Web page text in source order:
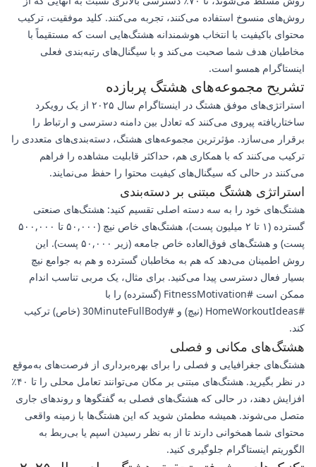
روش‌های منسوخ استفاده می‌کنند، تجربه می‌کنند. کلید موفقیت، ترکیب
محتوای باکیفیت با انتخاب هوشمندانه هشتگ‌هایی است که مستقیماً با
مخاطبان هدف شما صحبت می‌کند و با سیگنال‌های رتبه‌بندی فعلی
اینستاگرام همسو است.
تشریح مجموعه‌های هشتگ پربازده
استراتژی‌های موفق هشتگ در اینستاگرام سال ۲۰۲۵ از یک رویکرد
ساختاریافته پیروی می‌کنند که تعادل بین دامنه دسترسی و ارتباط را
برقرار می‌سازد. مؤثرترین مجموعه‌های هشتگ، دسته‌بندی‌های متعددی را
ترکیب می‌کنند که با همکاری هم، حداکثر قابلیت مشاهده را فراهم
می‌کنند در حالی که سیگنال‌های کیفیت محتوا را حفظ می‌نمایند.
استراتژی هشتگ مبتنی بر دسته‌بندی
هشتگ‌های خود را به سه دسته اصلی تقسیم کنید: هشتگ‌های صنعتی
گسترده (۱ تا ۲ میلیون پست)، هشتگ‌های خاص نیچ (۵۰,۰۰۰ تا ۵۰۰,۰۰۰
پست) و هشتگ‌های فوق‌العاده خاص جامعه (زیر ۵۰,۰۰۰ پست). این
روش اطمینان می‌دهد که هم به مخاطبان گسترده و هم به جوامع نیچ
بسیار فعال دسترسی پیدا می‌کنید. برای مثال، یک مربی تناسب اندام
ممکن است #FitnessMotivation (گسترده) را با
#HomeWorkoutIdeas (نیچ) و #30MinuteFullBody (خاص) ترکیب
کند.
هشتگ‌های مکانی و فصلی
هشتگ‌های جغرافیایی و فصلی را برای بهره‌برداری از فرصت‌های به‌موقع
در نظر بگیرید. هشتگ‌های مبتنی بر مکان می‌توانند تعامل محلی را تا ۴۰٪
افزایش دهند، در حالی که هشتگ‌های فصلی به گفتگوها و روندهای جاری
متصل می‌شوند. همیشه مطمئن شوید که این هشتگ‌ها با زمینه واقعی
محتوای شما همخوانی دارند تا از به نظر رسیدن اسپم یا بی‌ربط به
الگوریتم اینستاگرام جلوگیری کنید.